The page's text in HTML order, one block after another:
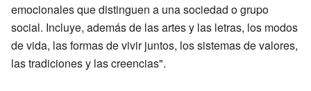
emocionales que distinguen a una sociedad o grupo
social. Incluye, además de las artes y las letras, los modos
de vida, las formas de vivir juntos, los sistemas de valores,
las tradiciones y las creencias".